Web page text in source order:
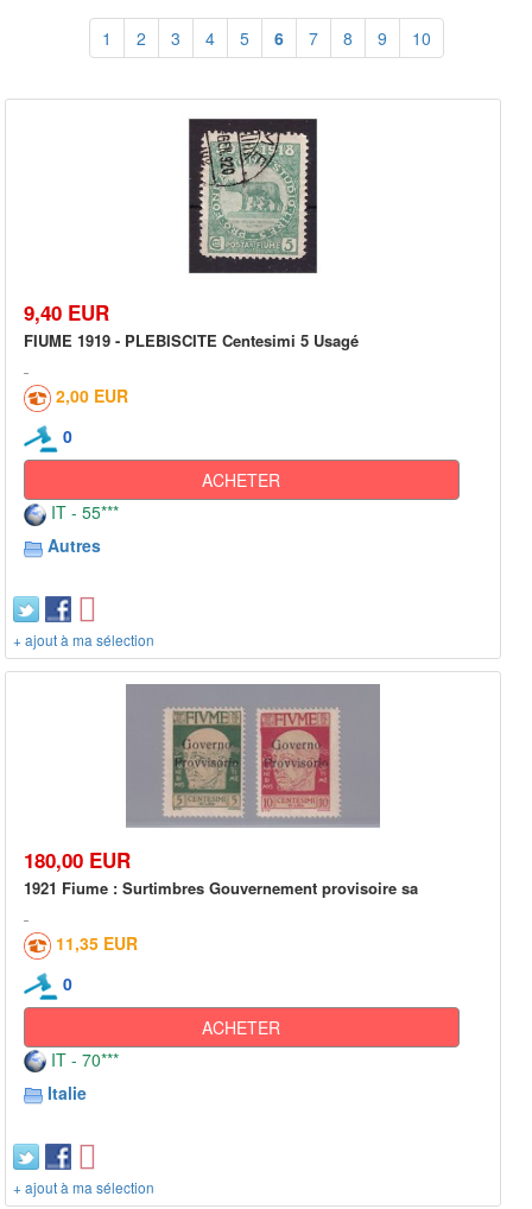
1 2 3 4 5 6 7 8 9 10
9,40 EUR
FIUME 1919 - PLEBISCITE Centesimi 5 Usagé
2,00 EUR
0
ACHETER
IT - 55***
Autres
+ ajout à ma sélection
180,00 EUR
1921 Fiume : Surtimbres Gouvernement provisoire sa
11,35 EUR
0
ACHETER
IT - 70***
Italie
+ ajout à ma sélection